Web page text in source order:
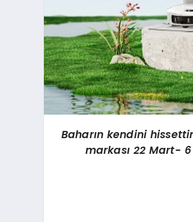
Baharın kendini
markası 22 Mart-